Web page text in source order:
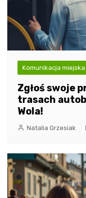
Komunikacja miejska
Zgłoś swoje
trasach
Wola!
Natalia Grzesiak